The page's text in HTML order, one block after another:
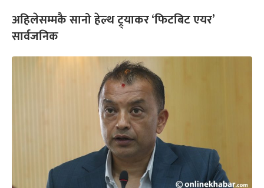
अहिलेसम्मकै सानो हेल्थ ट्र्याकर ‘फिटबिट एयर’
सार्वजनिक